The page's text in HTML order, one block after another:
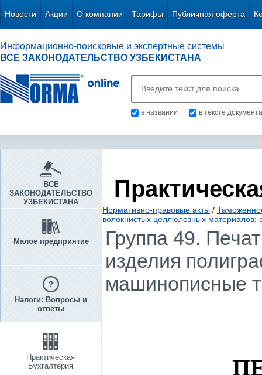
Новости Акции О компании Тарифы Публичная оферта
Информационно-поисковые и экспертные системы
ВСЕ ЗАКОНОДАТЕЛЬСТВО УЗБЕКИСТАНА
в названии в тексте документа
ВСЕ
ЗАКОНОДАТЕЛЬСТВО
УЗБЕКИСТАНА
Малое предприятие
Налоги: Вопросы и
ответы
Практическая
Бухгалтерия
Нормативно-правовые акты /
волокнистых целлюлозных материалов;
Группа 49.
изделия
машинописные